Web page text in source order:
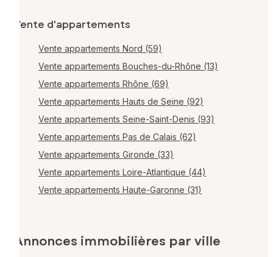
Vente d'appartements
Vente appartements Nord (59)
Vente appartements Bouches-du-Rhône (13)
Vente appartements Rhône (69)
Vente appartements Hauts de Seine (92)
Vente appartements Seine-Saint-Denis (93)
Vente appartements Pas de Calais (62)
Vente appartements Gironde (33)
Vente appartements Loire-Atlantique (44)
Vente appartements Haute-Garonne (31)
Annonces immobilières par ville